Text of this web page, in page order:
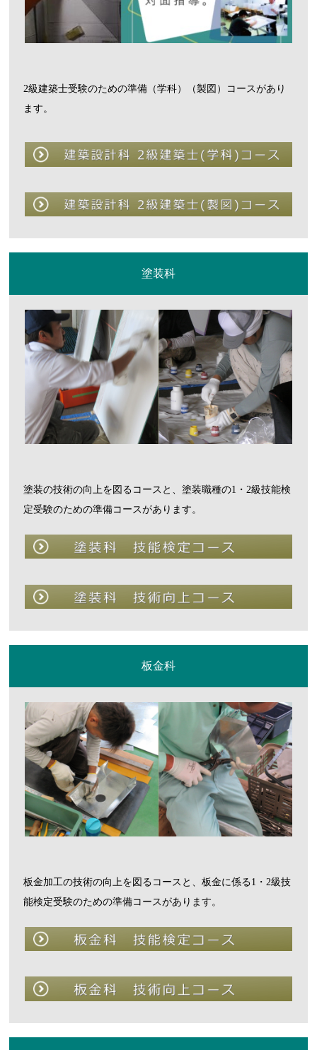
2級建築士受験のための準備（学科）（製図）コースがあり
ます。
塗装科
塗装の技術の向上を図るコースと、塗装職種の1・2級技能検
定受験のための準備コースがあります。
板金科
板金加工の技術の向上を図るコースと、板金に係る1・2級技
能検定受験のための準備コースがあります。